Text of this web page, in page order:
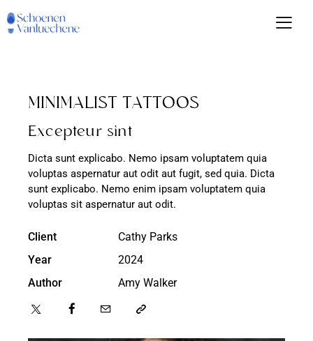
MINIMALIST TATTOOS
Excepteur sint
Dicta sunt explicabo. Nemo ipsam voluptatem quia
voluptas aspernatur aut odit aut fugit, sed quia. Dicta
sunt explicabo. Nemo enim ipsam voluptatem quia
voluptas sit aspernatur aut odit.
Client
Cathy Parks
Year
2024
Author
Amy Walker